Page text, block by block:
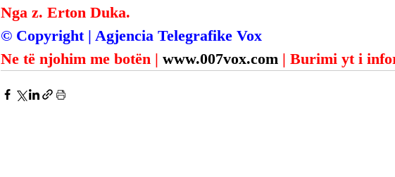
Nga z. Erton Duka.
© Copyright | Agjencia Telegrafike Vox
Ne të njohim me botën | www.007vox.com | Burimi yt i